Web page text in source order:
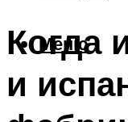
Меню
Когда
и